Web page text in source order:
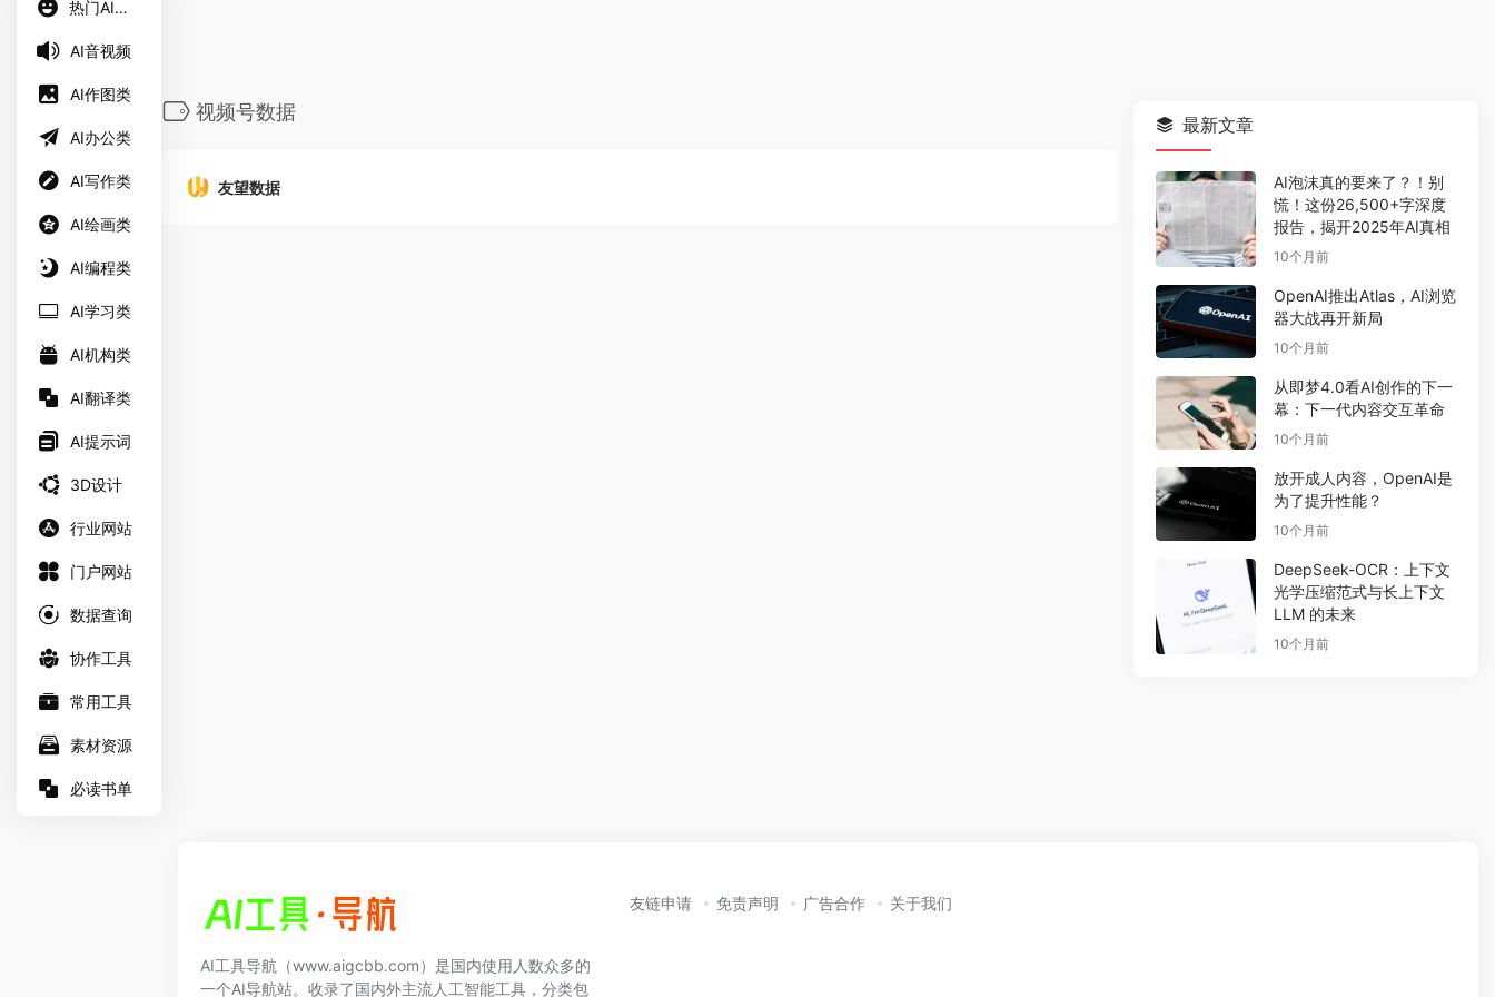
热门AI工具
AI音视频
AI作图类
AI办公类
AI写作类
AI绘画类
AI编程类
AI学习类
AI机构类
AI翻译类
AI提示词
3D设计
行业网站
门户网站
数据查询
协作工具
常用工具
素材资源
必读书单
视频号数据
友望数据
最新文章
AI泡沫真的要来了？！别
慌！这份26,500+字深度
报告，揭开2025年AI真相
10个月前
OpenAI推出Atlas，AI浏览
器大战再开新局
10个月前
从即梦4.0看AI创作的下一
幕：下一代内容交互革命
10个月前
放开成人内容，OpenAI是
为了提升性能？
10个月前
DeepSeek-OCR：上下文
光学压缩范式与长上下文
LLM 的未来
10个月前
AI工具导航（www.aigcbb.com）是国内使用人数众多的
一个AI导航站。收录了国内外主流人工智能工具，分类包
友链申请 免责声明 广告合作 关于我们